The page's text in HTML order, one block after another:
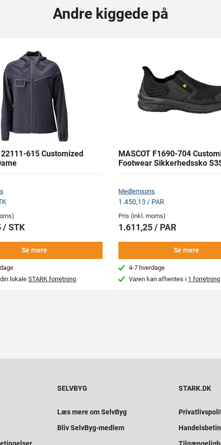
Andre kiggede på
22111-615 Customized
/ STK
Se mere
lokaleSTARK forretning
MASCOT F1690-704
Footwear Sikkerhedssko
Medlemspris
1.450,13 / PAR
Pris (inkl. moms)
1.611,25 / PAR
Se mere
4-7 hverdage
Varen kan afhentes i 1 forretning
SELVBYG
Læs mere om SelvByg
Bliv SelvByg-medlem
STARK.DK